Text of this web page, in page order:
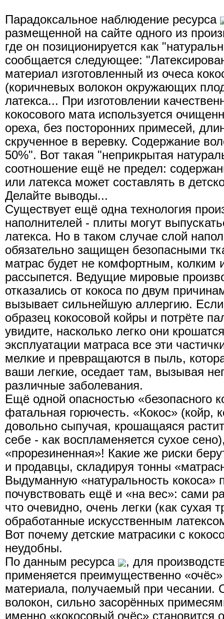
Парадоксальное наблюдение ресурса
размещенной на сайте одного из
где он позиционируется как
сообщается следующее:
материал изготовленный из очеса
(коричневых волокон окружающих
латекса... При изготовлении
кокосового мата используется
ореха, без посторонних примесей,
скрученное в веревку. Содержание
50%". Вот такая "неприкрытая
соотношение ещё не предел:
или латекса может составлять в
Делайте выводы...
Существует ещё одна технология
наполнителей - плиты могут
латекса. Но в таком случае слой
обязательно защищен безопасными
матрас будет не комфортным, колким
рассыпется. Ведущие мировые
отказались от кокоса по двум
вызывает сильнейшую аллергию.
образец кокосовой койры и потрёте
увидите, насколько легко они
эксплуатации матраса все эти
мелкие и превращаются в пыль,
ваши легкие, оседает там, вызывая
различные заболевания.
Ещё одной опасностью «безопасного
фатальная горючесть. «Кокос» (койр,
довольно сыпучая, крошащаяся
себе - как воспламеняется сухое
«прорезиненная»! Какие же риски
и продавцы, складируя тонны
Выдуманную «натуральность кокоса»
почувствовать ещё и «на вес»: сами
что очевидно, очень легки (как сухая
обработанные искусственным
Вот почему детские матрасики с
неудобны.
По данным ресурса
, для
применяется преимущественно «очёс»
материала, получаемый при чесании.
волокон, сильно засорённых
именно «кокосовый очёс» становится